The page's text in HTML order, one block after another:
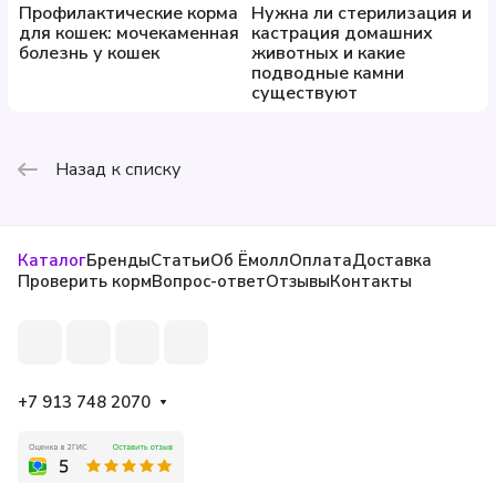
Профилактические корма
для кошек: мочекаменная
болезнь у кошек
Нужна ли стерилизация и
кастрация домашних
животных и какие
подводные камни
существуют
Назад к списку
КаталогБрендыСтатьиОб ЁмоллОплатаДоставка
Проверить кормВопрос-ответОтзывыКонтакты
+7 913 748 2070